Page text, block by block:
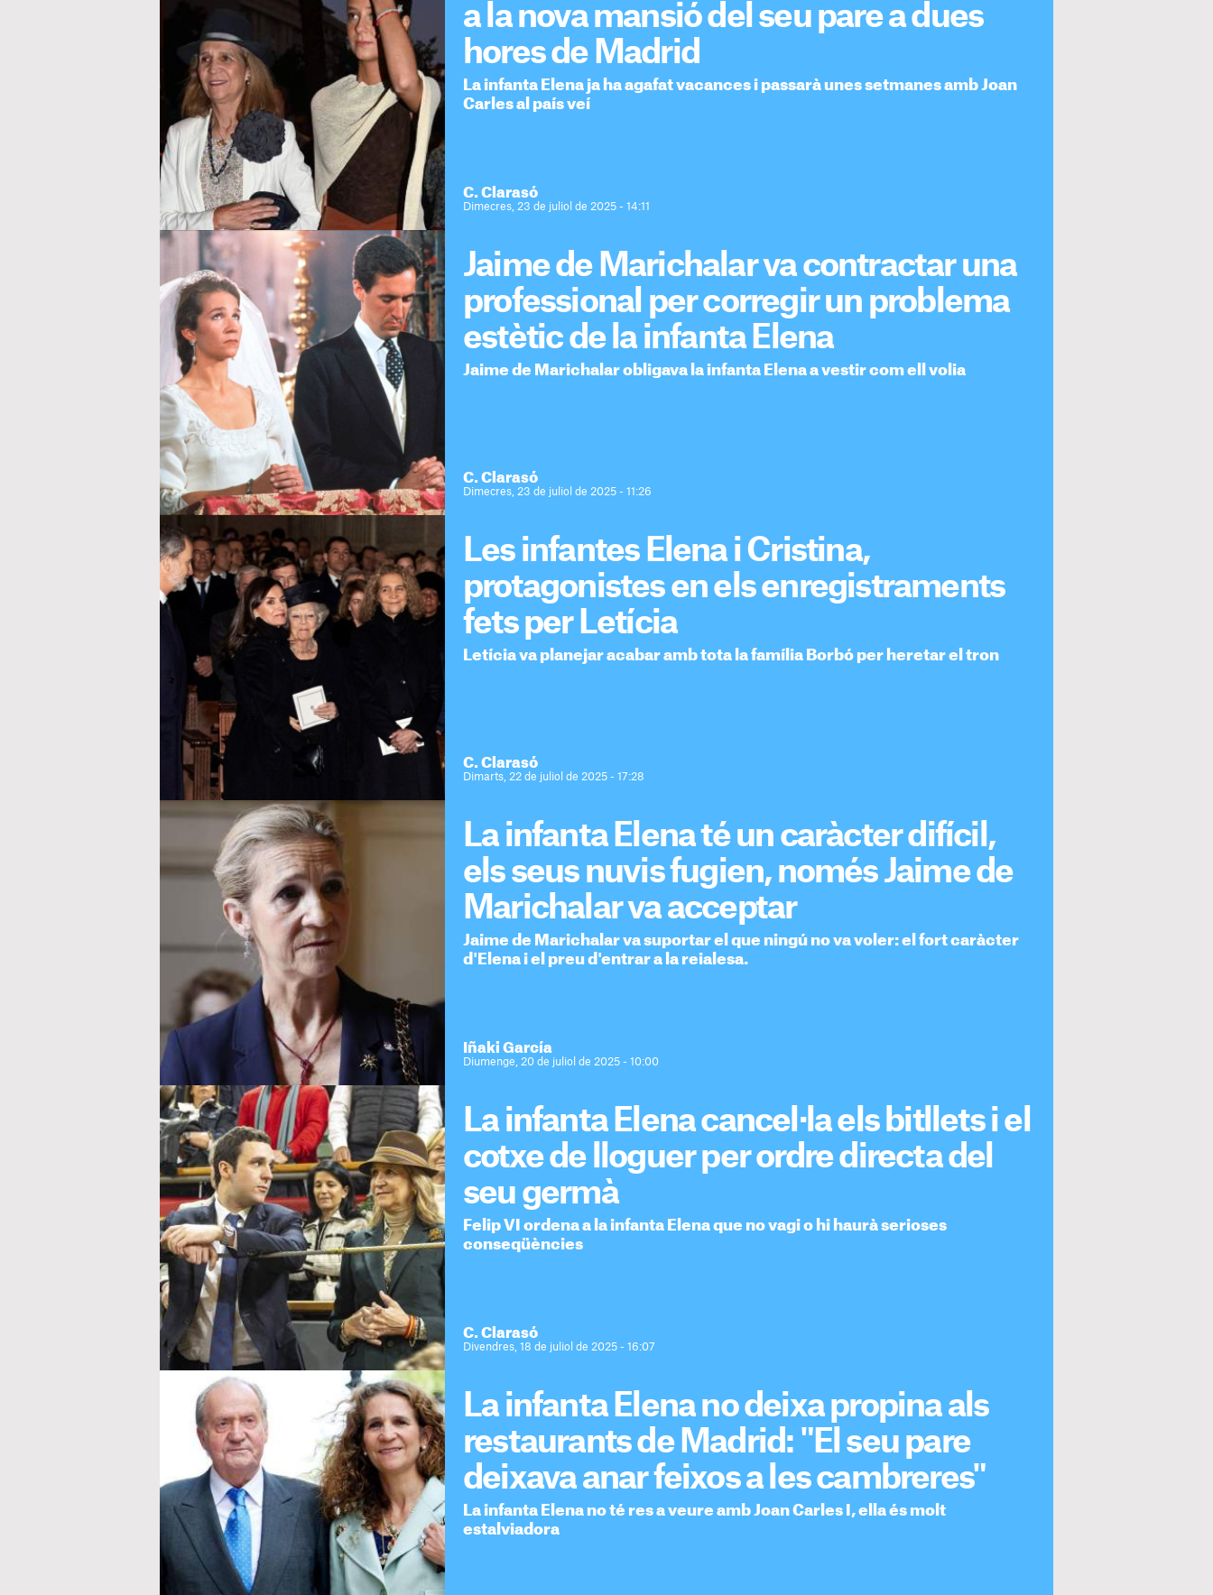
a la nova mansió del seu pare a dues
hores de Madrid
La infanta Elena ja ha agafat vacances i passarà unes setmanes amb Joan
Carles al país veí
C. Clarasó
Dimecres, 23 de juliol de 2025 - 14:11
Jaime de Marichalar va contractar una
professional per corregir un problema
estètic de la infanta Elena
Jaime de Marichalar obligava la infanta Elena a vestir com ell volia
C. Clarasó
Dimecres, 23 de juliol de 2025 - 11:26
Les infantes Elena i Cristina,
protagonistes en els enregistraments
fets per Letícia
Letícia va planejar acabar amb tota la família Borbó per heretar el tron
C. Clarasó
Dimarts, 22 de juliol de 2025 - 17:28
La infanta Elena té un caràcter difícil,
els seus nuvis fugien, només Jaime de
Marichalar va acceptar
Jaime de Marichalar va suportar el que ningú no va voler: el fort caràcter
d'Elena i el preu d'entrar a la reialesa.
Iñaki García
Diumenge, 20 de juliol de 2025 - 10:00
La infanta Elena cancel·la els bitllets i el
cotxe de lloguer per ordre directa del
seu germà
Felip VI ordena a la infanta Elena que no vagi o hi haurà serioses
conseqüències
C. Clarasó
Divendres, 18 de juliol de 2025 - 16:07
La infanta Elena no deixa propina als
restaurants de Madrid: "El seu pare
deixava anar feixos a les cambreres"
La infanta Elena no té res a veure amb Joan Carles I, ella és molt
estalviadora